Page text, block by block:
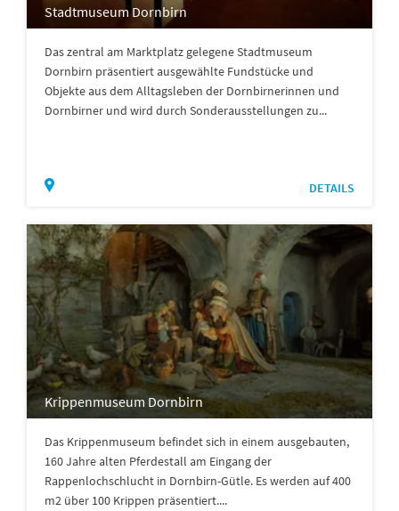
Stadtmuseum Dornbirn
Das zentral am Marktplatz gelegene Stadtmuseum
Dornbirn präsentiert ausgewählte Fundstücke und
Objekte aus dem Alltagsleben der Dornbirnerinnen und
Dornbirner und wird durch Sonderausstellungen zu...
DETAILS
Krippenmuseum Dornbirn
Das Krippenmuseum befindet sich in einem ausgebauten,
160 Jahre alten Pferdestall am Eingang der
Rappenlochschlucht in Dornbirn-Gütle. Es werden auf 400
m2 über 100 Krippen präsentiert....